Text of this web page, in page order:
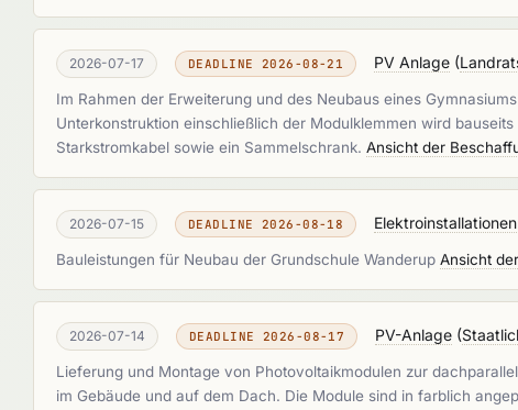
2026-07-17 DEADLINE 2026-08-21 PV Anlage (
Im Rahmen der Erweiterung und des Neubaus eines
Unterkonstruktion einschließlich der Modulklemmen wird
Starkstromkabel sowie ein Sammelschrank. Ansicht der
2026-07-15 DEADLINE 2026-08-18 Elektroinstallationen
Bauleistungen für Neubau der Grundschule Wanderup Ansicht
2026-07-14 DEADLINE 2026-08-17 PV-Anlage (
Lieferung und Montage von Photovoltaikmodulen zur
im Gebäude und auf dem Dach. Die Module sind in farblich